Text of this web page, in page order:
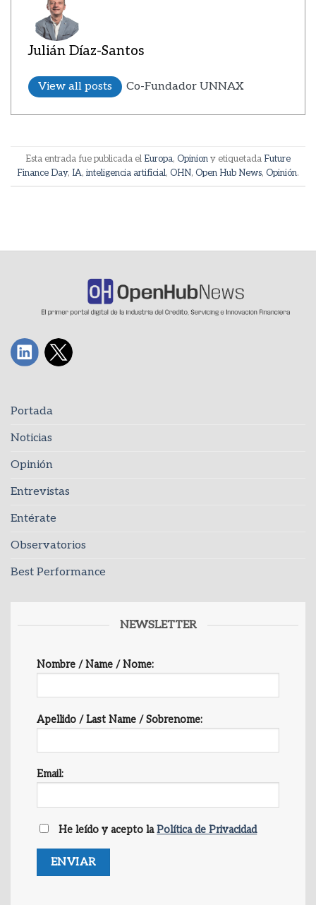
Julián Díaz-Santos
View all posts Co-Fundador UNNAX
Esta entrada fue publicada el Europa, Opiniony etiquetada Future
Finance Day, IA, inteligencia artificial, OHN, Open Hub News, Opinión.
Portada
Noticias
Opinión
Entrevistas
Entérate
Observatorios
Best Performance
NEWSLETTER
Nombre / Name / Nome:
Apellido / Last Name / Sobrenome:
Email:
He leído y acepto laPolítica de Privacidad